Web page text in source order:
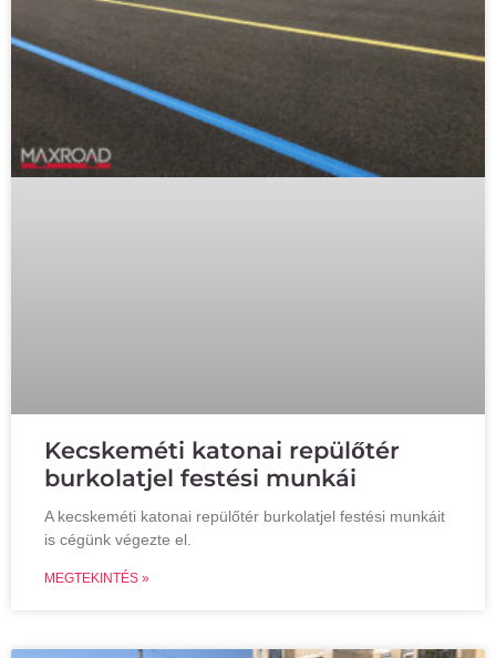
Kecskeméti katonai repülőtér
burkolatjel festési munkái
A kecskeméti katonai repülőtér burkolatjel festési munkáit
is cégünk végezte el.
MEGTEKINTÉS »